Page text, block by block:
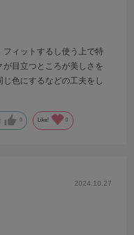
フィットするし使う上で特
目立つところが美しさを
色にするなどの工夫をし
0 Like! 0
2024.10.27